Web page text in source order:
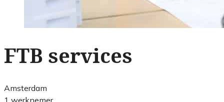
FTB services
Amsterdam
1 werknemer